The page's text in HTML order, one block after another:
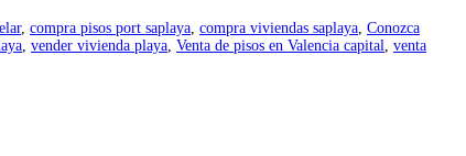
, compra pisos port saplaya, compra viviendas saplaya, Conozca
, vender vivienda playa, Venta de pisos en Valencia capital, venta